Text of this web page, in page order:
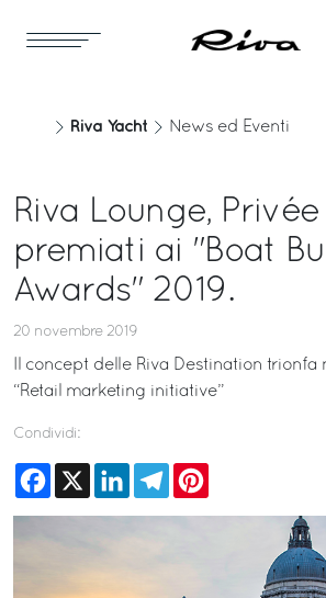
Riva Yacht News ed Eventi
Riva Lounge,
premiati ai "Boat
Awards" 2019.
20 novembre 2019
Il concept delle Riva Destination trionfa
“Retail marketing initiative”
Condividi:
Facebook
X LinkedInTelegram